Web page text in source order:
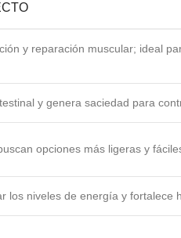
y reparación muscular; ideal
y genera saciedad para
opciones más ligeras y
los niveles de energía y fortalece